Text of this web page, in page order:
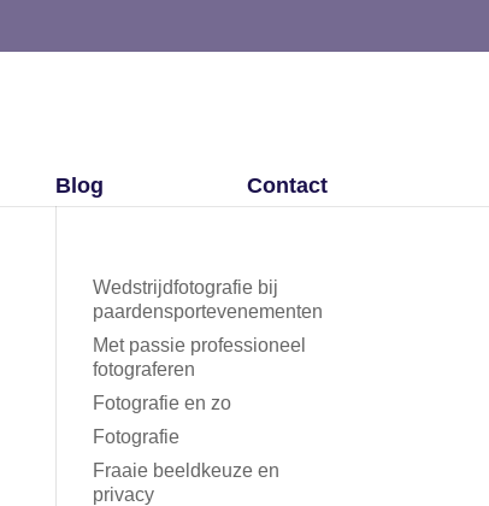
Blog Contact
Wedstrijdfotografie bij
paardensportevenementen
Met passie professioneel
fotograferen
Fotografie en zo
Fotografie
Fraaie beeldkeuze en
privacy